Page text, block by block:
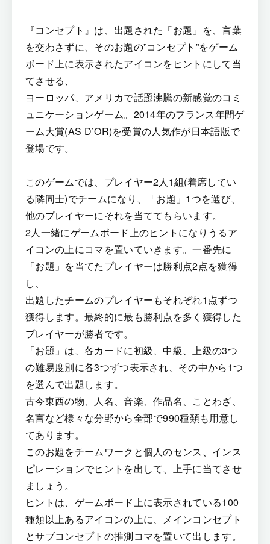
『コンセプト』は、出題された「お題」を、言葉
を交わさずに、そのお題の”コンセプト”をゲーム
ボード上に表示されたアイコンをヒントにして当
てさせる、
ヨーロッパ、アメリカで話題沸騰の新感覚のコミ
ュニケーションゲーム。2014年のフランス年間ゲ
ーム大賞(AS D’OR)を受賞の人気作が日本語版で
登場です。
このゲームでは、プレイヤー2人1組(着席してい
る隣同士)でチームになり、「お題」1つを選び、
他のプレイヤーにそれを当ててもらいます。
2人一緒にゲームボード上のヒントになりうるア
イコンの上にコマを置いていきます。一番先に
「お題」を当てたプレイヤーは勝利点2点を獲得
し、
出題したチームのプレイヤーもそれぞれ1点ずつ
獲得します。最終的に最も勝利点を多く獲得した
プレイヤーが勝者です。
「お題」は、各カードに初級、中級、上級の3つ
の難易度別に各3つずつ表示され、その中から1つ
を選んで出題します。
古今東西の物、人名、音楽、作品名、ことわざ、
名言など様々な分野から全部で990種類も用意し
てあります。
このお題をチームワークと個人のセンス、インス
ピレーションでヒントを出して、上手に当てさせ
ましょう。
ヒントは、ゲームボード上に表示されている100
種類以上あるアイコンの上に、メインコンセプト
とサブコンセプトの推測コマを置いて出します。